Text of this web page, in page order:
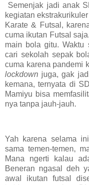
Semenjak jadi anak
kegiatan
Karate & Futsal,
cuma ikutan Futsal
main bola gitu. Waktu
cari sekolah sepak
cuma karena pandemi
lockdown juga, gak
kemana, ternyata di
Mamiyu bisa
nya tanpa jauh-jauh.
Yah karena selama
sama temen-temen,
Mana ngerti kalau
Beneran ngasal deh
awal ikutan futsal